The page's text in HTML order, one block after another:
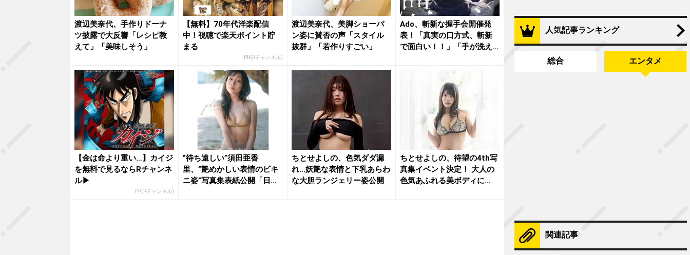
渡辺美奈代、手作りドーナ
ツ披露で大反響「レシピ教
えて」「美味しそう」
【無料】70年代洋楽配信
中！視聴で楽天ポイント貯
まる
PR(Rチャンネル)
渡辺美奈代、美脚ショーパ
ン姿に賛否の声「スタイル
抜群」「若作りすごい」
Ado、斬新な握手会開催発
表！「真実の口方式、斬新
で面白い！！」「手が洗え
【金は命より重い…】カイジ
を無料で見るならRチャンネ
ル▶︎
PR(Rチャンネル)
”待ち遠しい”須田亜香
里、”艶めかしい表情のビキ
ニ姿”写真集表紙公開「日々
ちとせよしの、色気ダダ漏
れ…妖艶な表情と下乳あらわ
な大胆ランジェリー姿公開
ちとせよしの、待望の4th写
真集イベント決定！ 大人の
色気あふれる美ボディに
人気記事ランキング
総合 エンタメ
関連記事